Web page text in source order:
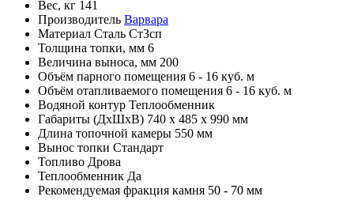
Вес, кг 141
Производитель Варвара
Материал Сталь Ст3сп
Толщина топки, мм 6
Величина выноса, мм 200
Объём парного помещения 6 - 16 куб. м
Объём отапливаемого помещения 6 - 16 куб. м
Водяной контур Теплообменник
Габариты (ДхШхВ) 740 х 485 х 990 мм
Длина топочной камеры 550 мм
Вынос топки Стандарт
Топливо Дрова
Теплообменник Да
Рекомендуемая фракция камня 50 - 70 мм